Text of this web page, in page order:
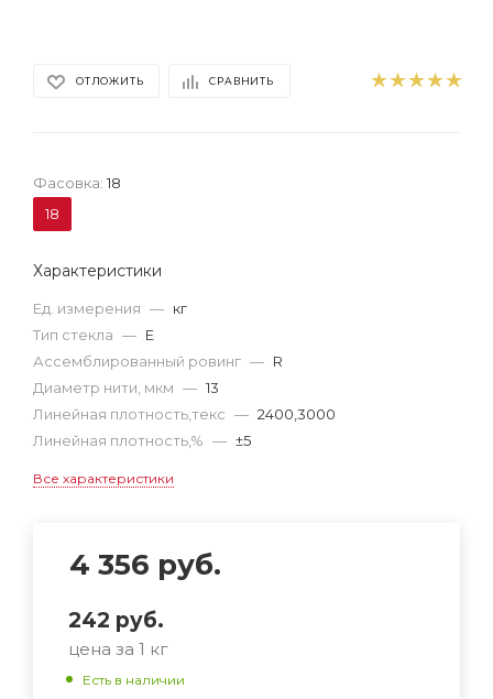
ОТЛОЖИТЬ СРАВНИТЬ
Фасовка: 18
18
Характеристики
Ед. измерения — кг
Тип стекла — E
Ассемблированный ровинг — R
Диаметр нити, мкм — 13
Линейная плотность,текс — 2400,3000
Линейная плотность,% — ±5
Все характеристики
4 356 руб.
242 руб.
цена за 1 кг
Есть в наличии